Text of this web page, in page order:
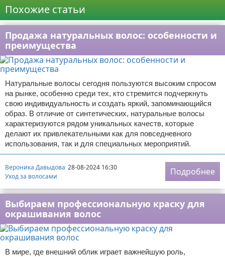
Похожие статьи
Продажа натуральных волос: особенности и
преимущества
Натуральные волосы сегодня пользуются высоким спросом
на рынке, особенно среди тех, кто стремится подчеркнуть
свою индивидуальность и создать яркий, запоминающийся
образ. В отличие от синтетических, натуральные волосы
характеризуются рядом уникальных качеств, которые
делают их привлекательными как для повседневного
использования, так и для специальных мероприятий.
Вероника Давыдова 28-08-2024 16:30
Уход за волосами
Подробнее
Выбираем профессиональную краску для
окрашивания волос
В мире, где внешний облик играет важнейшую роль,